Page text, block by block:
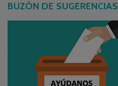
BUZÓN DE SUGERENCIAS